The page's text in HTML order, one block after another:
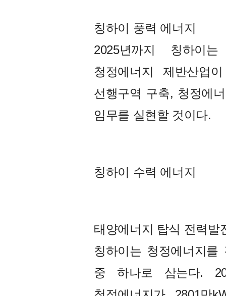
칭하이 풍력 에너지
2025년까지 칭하이
청정에너지 제반산업
선행구역 구축, 청정에
임무를 실현할 것이다.
칭하이 수력 에너지
태양에너지 탑식 전력발
칭하이는 청정에너지를
중 하나로 삼는다.